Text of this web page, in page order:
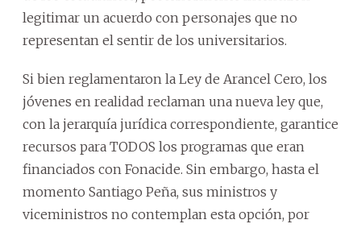
legitimar un acuerdo con personajes que no
representan el sentir de los universitarios.
Si bien reglamentaron la Ley de Arancel Cero, los
jóvenes en realidad reclaman una nueva ley que,
con la jerarquía jurídica correspondiente, garantice
recursos para TODOS los programas que eran
financiados con Fonacide. Sin embargo, hasta el
momento Santiago Peña, sus ministros y
viceministros no contemplan esta opción, por